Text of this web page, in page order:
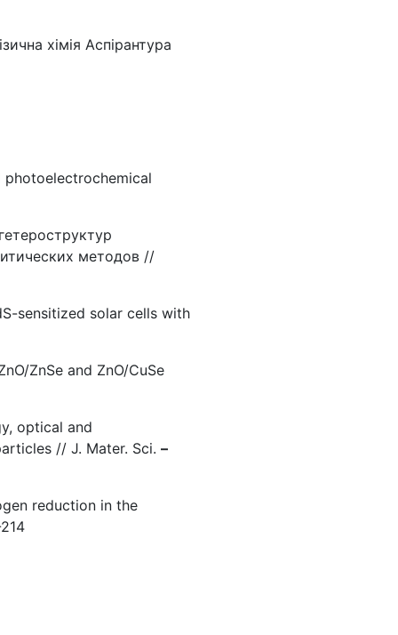
хімія Аспірантура
photoelectrochemical
методов //
sensitized solar cells with
ZnSe and ZnO/CuSe
optical and
// J. Mater. Sci. –
reduction in the